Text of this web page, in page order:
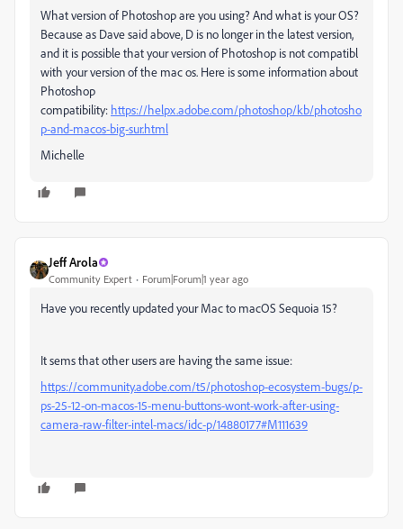
What version of Photoshop are you using? And what is your OS?
Because as Dave said above, D is no longer in the latest version,
and it is possible that your version of Photoshop is not compatibl
with your version of the mac os. Here is some information about
Photoshop
compatibility: https://helpx.adobe.com/photoshop/kb/photosho
p-and-macos-big-sur.html
Michelle
Jeff Arola
Community Expert Forum|Forum|1 year ago
Have you recently updated your Mac to macOS Sequoia 15?
It sems that other users are having the same issue:
https://community.adobe.com/t5/photoshop-ecosystem-bugs/p-
ps-25-12-on-macos-15-menu-buttons-wont-work-after-using-
camera-raw-filter-intel-macs/idc-p/14880177#M111639